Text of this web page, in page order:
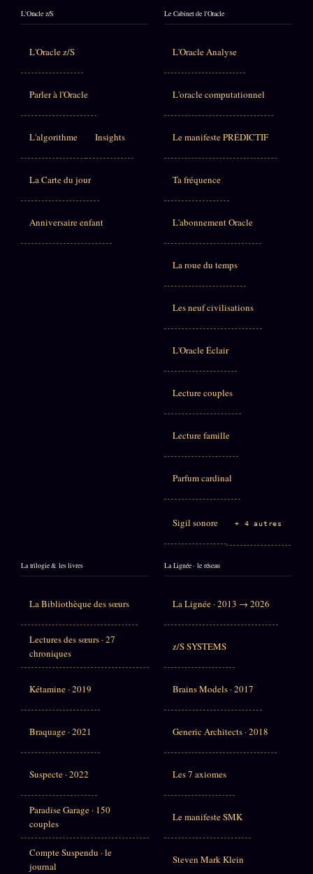
L'Oracle z/S
L'Oracle z/S
Parler à l'Oracle
L'algorithme Insights
La Carte du jour
Anniversaire enfant
Le Cabinet de l'Oracle
L'Oracle Analyse
L'oracle computationnel
Le manifeste PRÉDICTIF
Ta fréquence
L'abonnement Oracle
La roue du temps
Les neuf civilisations
L'Oracle Éclair
Lecture couples
Lecture famille
Parfum cardinal
Sigil sonore + 4 autres
La trilogie & les livres
La Bibliothèque des sœurs
Lectures des sœurs · 27
chroniques
Kétamine · 2019
Braquage · 2021
Suspecte · 2022
Paradise Garage · 150
couples
Compte Suspendu · le
journal
La Lignée · le réseau
La Lignée · 2013 → 2026
z/S SYSTEMS
Brains Models · 2017
Generic Architects · 2018
Les 7 axiomes
Le manifeste SMK
Steven Mark Klein